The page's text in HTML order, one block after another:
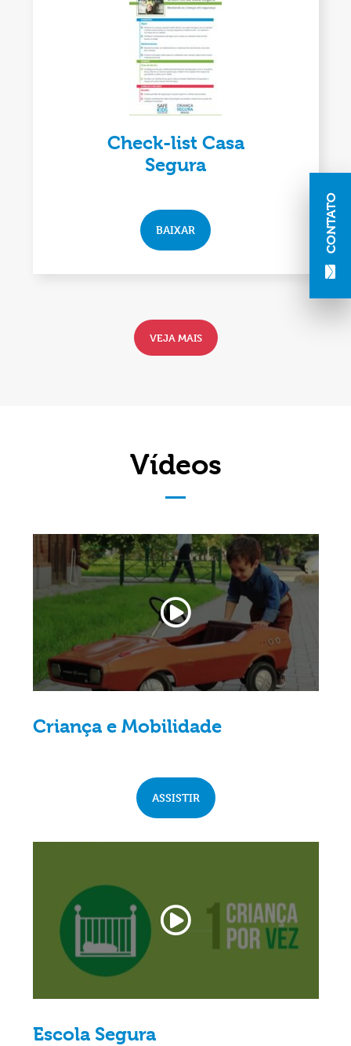
Check-list Casa
Segura
BAIXAR
VEJA MAIS
Vídeos
Criança e Mobilidade
ASSISTIR
Escola Segura
CONTATO